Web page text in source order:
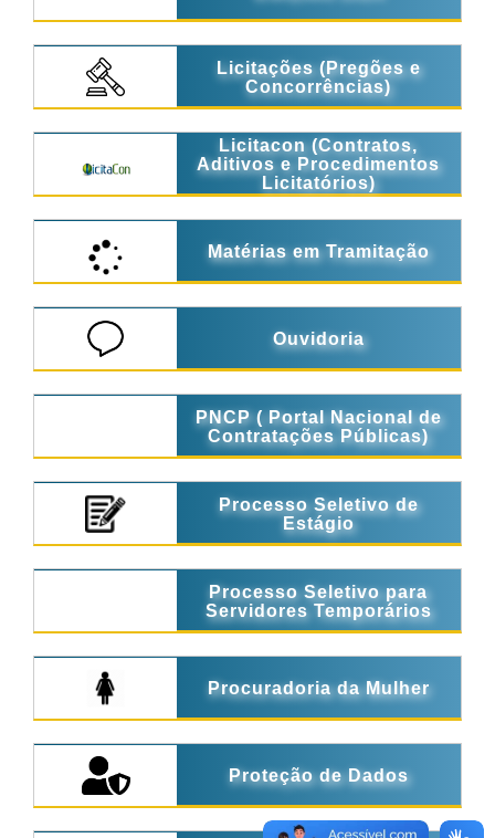
Licitações (Pregões e
Concorrências)
Licitacon (Contratos,
Aditivos e Procedimentos
Licitatórios)
Matérias em Tramitação
Ouvidoria
PNCP ( Portal Nacional de
Contratações Públicas)
Processo Seletivo de
Estágio
Processo Seletivo para
Servidores Temporários
Procuradoria da Mulher
Proteção de Dados